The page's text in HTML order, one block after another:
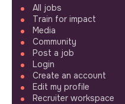
All jobs
Train for impact
Media
Community
Post a job
Login
Create an account
Edit my profile
Recruiter workspace